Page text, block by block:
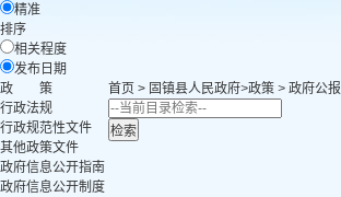
精准
排序
相关程度
发布日期
政 策
行政法规
行政规范性文件
其他政策文件
政府信息公开指南
政府信息公开制度
首页 > 固镇县人民政府>政策 > 政府公报